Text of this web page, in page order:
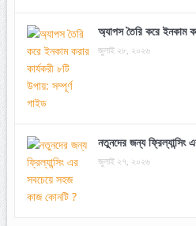
অ্যাপস তৈরি করে ইনকাম
জুলাই ২৮, ২০২৬
নতুনদের জন্য
জুলাই ২৭, ২০২৬